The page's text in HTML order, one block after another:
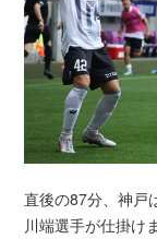
直後の87分、神戸
川端選手が仕掛け